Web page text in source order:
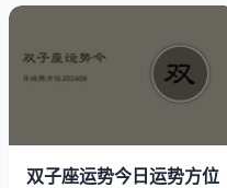
开运物品：红宝石
双子座运势今日运势方位